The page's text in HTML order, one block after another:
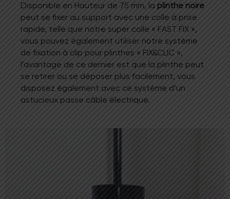
Disponible en Hauteur de 75 mm, la plinthe noire
peut se fixer au support avec une colle à prise
rapide, telle que notre super colle « FAST FIX »,
vous pouvez également utiliser notre système
de fixation à clip pour plinthes « FIX&CLIC »,
l’avantage de ce dernier est que la plinthe peut
se retirer ou se déposer plus facilement, vous
disposez également avec ce système d’un
astucieux passe câble électrique.